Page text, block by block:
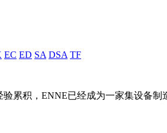
EC ED SA DSA TF
累积，ENNE已经成为一家集设备